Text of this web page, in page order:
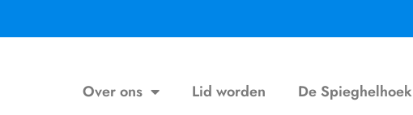
Over ons Lid worden De Spieghelhoek